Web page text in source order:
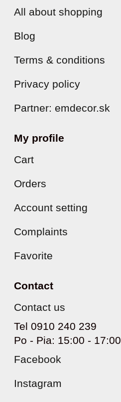
All about shopping
Blog
Terms & conditions
Privacy policy
Partner: emdecor.sk
My profile
Cart
Orders
Account setting
Complaints
Favorite
Contact
Contact us
Tel 0910 240 239
Po - Pia: 15:00 - 17:00
Facebook
Instagram